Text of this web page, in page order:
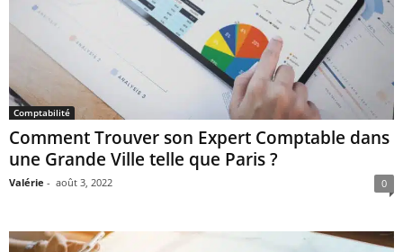
Comptabilité
Comment Trouver son Expert Comptable dans
une Grande Ville telle que Paris ?
Valérie - août 3, 2022 0